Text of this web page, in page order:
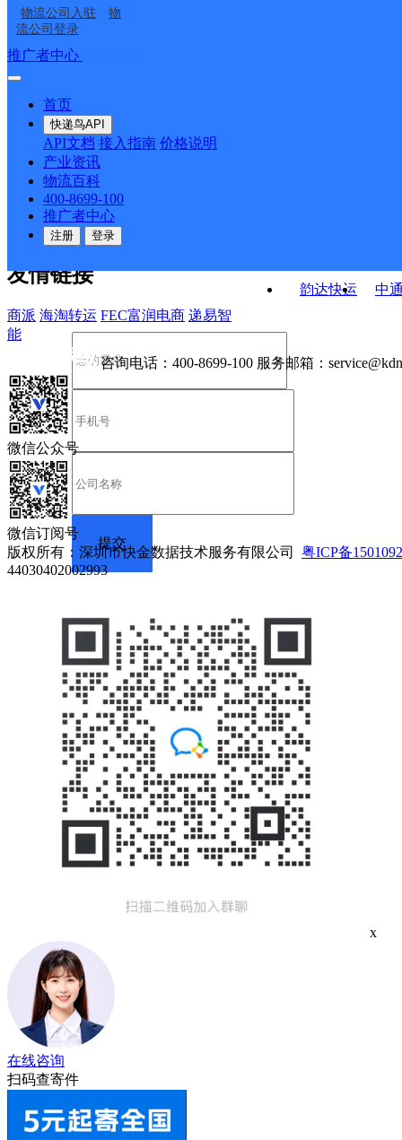
物流公司入驻
物
流公司登录
推广者中心
首页
快递鸟API
API文档 接入指南 价格说明
产业资讯
物流百科
400-8699-100
推广者中心
注册 登录
德昌县六所邮政所
韵达快运
中
接口API
API接口 DEMO下载
关于我们
公司介绍 企业动态
合作伙伴 快递鸟接口服务协议
户隐私政策
友情链接
商派 海淘转运 FEC富润电商 递易智
能
咨询电话： 400-8699-100 服务邮箱：
微信公众号
微信订阅号
版权所有：深圳市快金数据技术服务有限公司 粤ICP备
44030402002993
x
在线咨询
扫码查寄件